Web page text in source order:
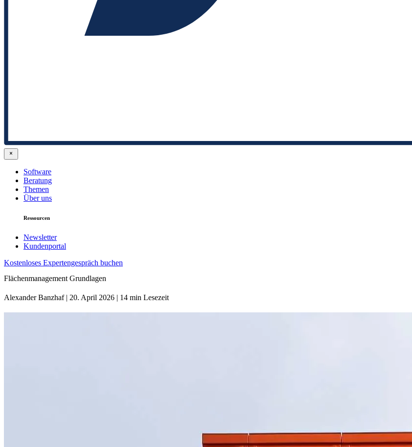
Software
Beratung
Themen
Über uns
Ressourcen
Newsletter
Kundenportal
Kostenloses Expertengespräch buchen
Flächenmanagement Grundlagen
Alexander Banzhaf | 20. April 2026 | 14 min Lesezeit